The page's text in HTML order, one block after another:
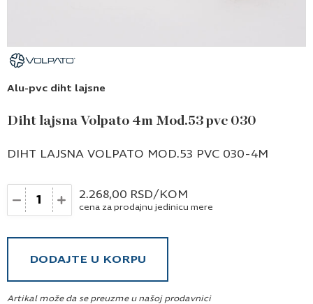
Alu-pvc diht lajsne
Diht lajsna Volpato 4m Mod.53 pvc 030
DIHT LAJSNA VOLPATO MOD.53 PVC 030-4M
Količina 2.268,00 RSD/KOM
cena za prodajnu jedinicu mere
DODAJTE U KORPU
Artikal može da se preuzme u našoj prodavnici